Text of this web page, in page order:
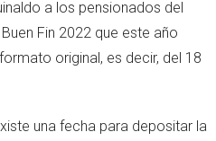
a los pensionados del
Fin 2022 que este año
original, es decir, del 18
una fecha para depositar la